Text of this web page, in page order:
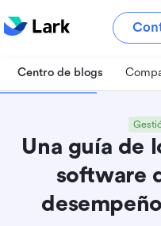
Centro de blogs
Una guía de
software